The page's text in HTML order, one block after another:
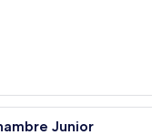
bois, deux lits, un
7 Junior